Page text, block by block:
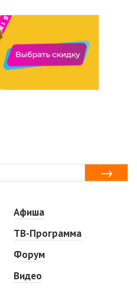
Афиша
ТВ-Программа
Форум
Видео